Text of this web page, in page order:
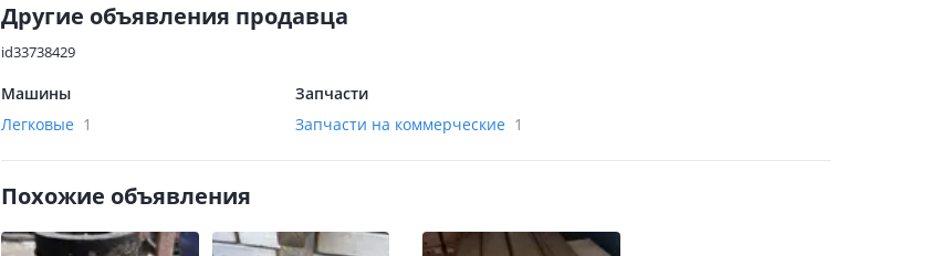
Другие объявления продавца
id33738429
Машины
Легковые 1
Запчасти
Запчасти на коммерческие 1
Похожие объявления